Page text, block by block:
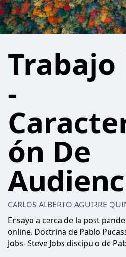
Trabajo
-
ón De
CARLOS ALBERTO AGUIRRE
Ensayo a cerca de la post
online. Doctrina de Pablo
Jobs- Steve Jobs discipulo de